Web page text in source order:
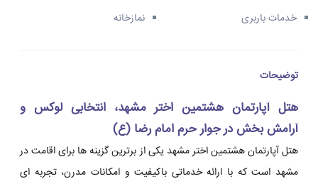
خدمات باربری نمازخانه
توضیحات
هتل آپارتمان هشتمین اختر مشهد، انتخابی لوکس و
آرامش بخش در جوار حرم امام رضا (ع)
هتل آپارتمان هشتمین اختر مشهد یکی از برترین گزینه ها برای اقامت در
مشهد است که با ارائه خدماتی باکیفیت و امکانات مدرن، تجربه ای